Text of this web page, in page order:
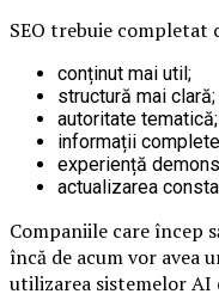
SEO trebuie
conținut mai util;
structură mai clară;
autoritate tematică;
informații
experiență
actualizarea
Companiile care încep
încă de acum vor avea
utilizarea sistemelor AI